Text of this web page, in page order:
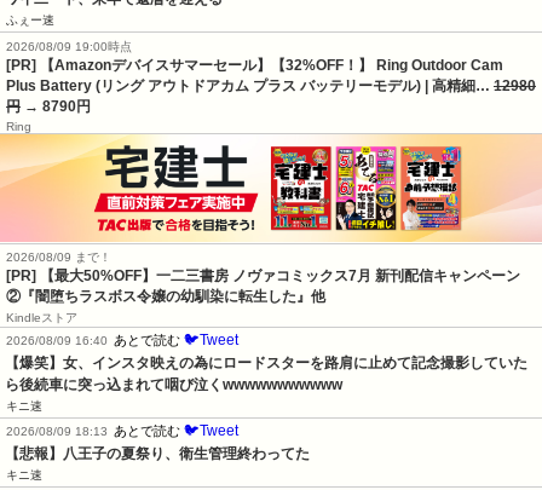
ふぇー速
2026/08/09 19:00時点
[PR] 【Amazonデバイスサマーセール】【32%OFF！】 Ring Outdoor Cam
Plus Battery (リング アウトドアカム プラス バッテリーモデル) | 高精細… 12980
円 → 8790円
Ring
2026/08/09 まで！
[PR] 【最大50%OFF】一二三書房 ノヴァコミックス7月 新刊配信キャンペーン
②『闇堕ちラスボス令嬢の幼馴染に転生した』他
Kindleストア
2026/08/09 16:40
あとで読む 🐦Tweet
【爆笑】女、インスタ映えの為にロードスターを路肩に止めて記念撮影していた
ら後続車に突っ込まれて咽び泣くwwwwwwwwwww
キニ速
2026/08/09 18:13
あとで読む 🐦Tweet
【悲報】八王子の夏祭り、衛生管理終わってた
キニ速